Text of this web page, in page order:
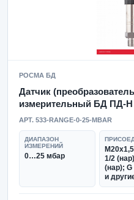
РОСМА БД
Датчик
измерительный БД ПД-
АРТ. 533-RANGE-0-25-MBAR
ДИАПАЗОН
ИЗМЕРЕНИЙ
0…25 мбар
1/2
(нар); G
и